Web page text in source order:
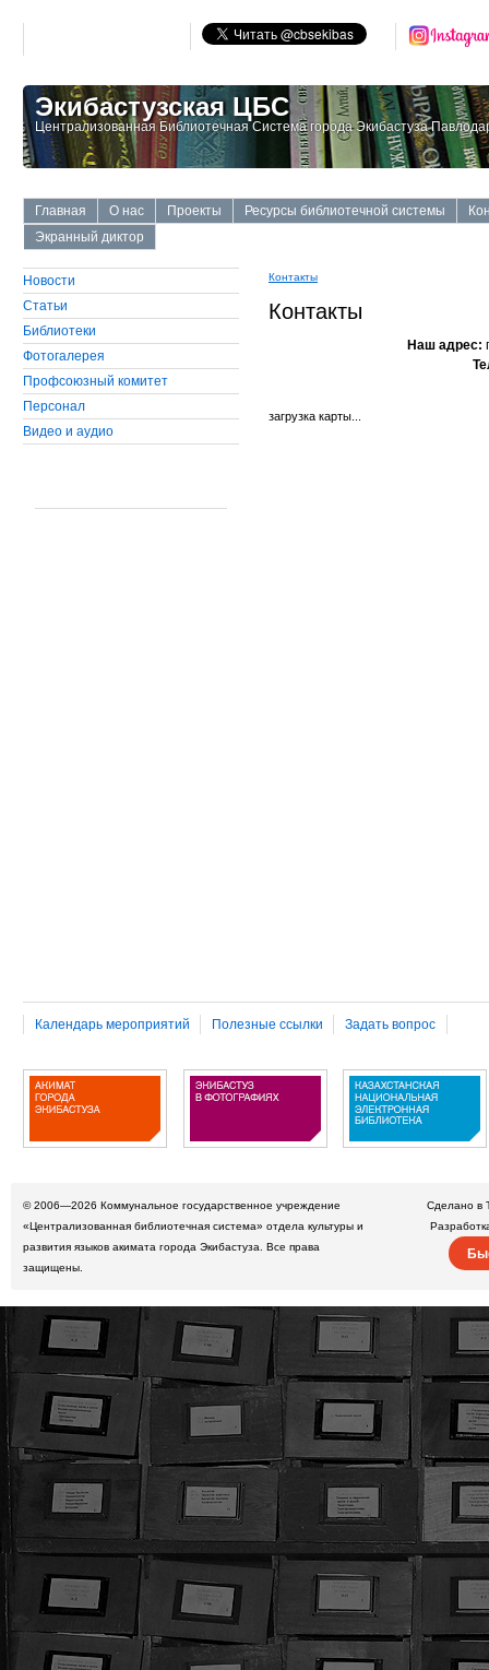
Экибастузская ЦБС
Централизованная Библиотечная Система города Экибастуза
Главная О нас Проекты Ресурсы библиотечной системы
Экранный диктор
Новости
Статьи
Библиотеки
Фотогалерея
Профсоюзный комитет
Персонал
Видео и аудио
Контакты
Контакты
Наш адрес:
загрузка карты...
Календарь мероприятий Полезные ссылки Задать вопрос
© 2006—2026 Коммунальное государственное учреждение
«Централизованная библиотечная система» отдела культуры и
развития языков акимата города Экибастуза. Все права
защищены.
Сделано в